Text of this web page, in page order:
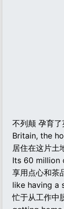
不列颠 孕育
Britain, the
居住在这片土
Its 60 million
享用点心和茶
like having a
忙于从工作